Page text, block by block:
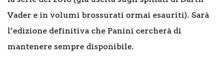
Vader e in volumi brossurati ormai esauriti). Sarà
l’edizione definitiva che Panini cercherà di
mantenere sempre disponibile.